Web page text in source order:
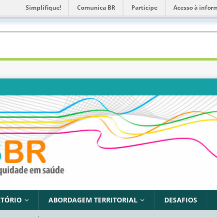
Simplifique! Comunica BR Participe Acesso à
ABORDAGEM TERRITORIAL DESAFIOS